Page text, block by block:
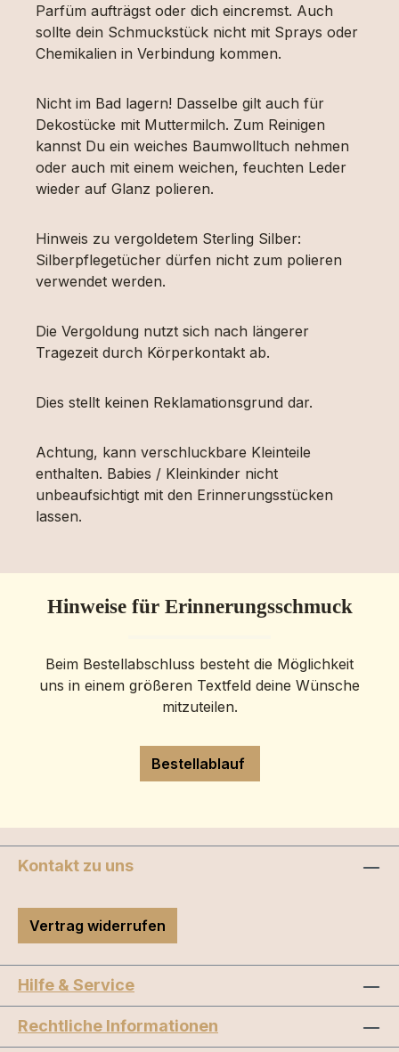
Parfüm aufträgst oder dich eincremst. Auch
sollte dein Schmuckstück nicht mit Sprays oder
Chemikalien in Verbindung kommen.
Nicht im Bad lagern! Dasselbe gilt auch für
Dekostücke mit Muttermilch. Zum Reinigen
kannst Du ein weiches Baumwolltuch nehmen
oder auch mit einem weichen, feuchten Leder
wieder auf Glanz polieren.
Hinweis zu vergoldetem Sterling Silber:
Silberpflegetücher dürfen nicht zum polieren
verwendet werden.
Die Vergoldung nutzt sich nach längerer
Tragezeit durch Körperkontakt ab.
Dies stellt keinen Reklamationsgrund dar.
Achtung, kann verschluckbare Kleinteile
enthalten. Babies / Kleinkinder nicht
unbeaufsichtigt mit den Erinnerungsstücken
lassen.
Hinweise für Erinnerungsschmuck
Beim Bestellabschluss besteht die Möglichkeit
uns in einem größeren Textfeld deine Wünsche
mitzuteilen.
Bestellablauf
Kontakt zu uns
Vertrag widerrufen
Hilfe & Service
Rechtliche Informationen